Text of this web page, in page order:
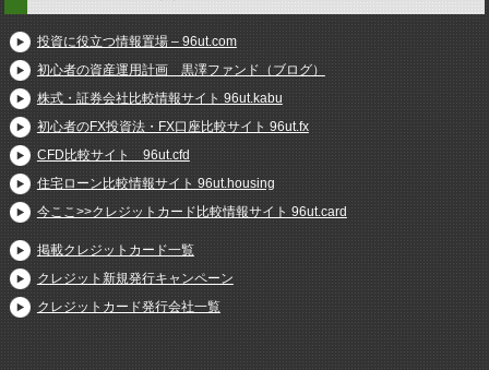
投資に役立つ情報置場 – 96ut.com
初心者の資産運用計画 黒澤ファンド（ブログ）
株式・証券会社比較情報サイト 96ut.kabu
初心者のFX投資法・FX口座比較サイト 96ut.fx
CFD比較サイト 96ut.cfd
住宅ローン比較情報サイト 96ut.housing
今ここ>>クレジットカード比較情報サイト 96ut.card
掲載クレジットカード一覧
クレジット新規発行キャンペーン
クレジットカード発行会社一覧